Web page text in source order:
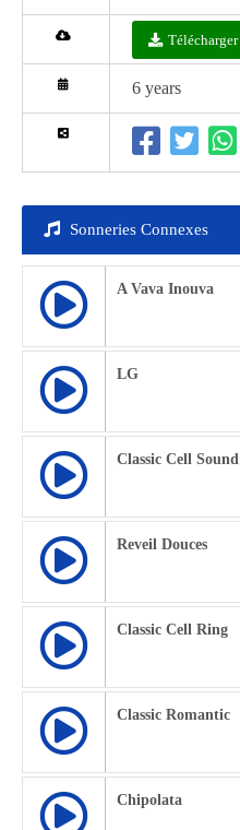
Télécharger
6 years
Sonneries Connexes
A Vava Inouva
LG
Classic Cell Sound
Reveil Douces
Classic Cell Ring
Classic Romantic
Chipolata